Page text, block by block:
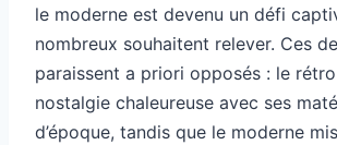
le moderne est devenu un défi
nombreux souhaitent relever. Ces
paraissent a priori opposés : le
nostalgie chaleureuse avec ses
d’époque, tandis que le moderne